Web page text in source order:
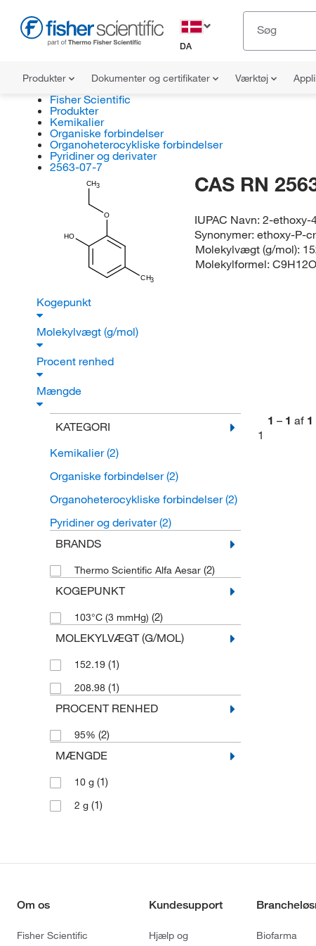
DA
Produkter Dokumenter og certifikater Værktøj
Fisher Scientific
Produkter
Kemikalier
Organiske forbindelser
Organoheterocykliske forbindelser
Pyridiner og derivater
2563-07-7
CH3
O
CH3
HO
CAS RN
IUPAC Navn:2-ethoxy-
Synonymer:ethoxy-P-
Molekylvægt (g/mol):
Molekylformel:
Kogepunkt
Molekylvægt (g/mol)
Procent renhed
Mængde
KATEGORI
Kemikalier(2)
Organiske forbindelser(2)
Organoheterocykliske forbindelser(2)
Pyridiner og derivater(2)
BRANDS
Thermo Scientific Alfa Aesar (2)
KOGEPUNKT
103°C (3 mmHg) (2)
MOLEKYLVÆGT (G/MOL)
152.19 (1)
208.98 (1)
PROCENT RENHED
95% (2)
MÆNGDE
10 g (1)
2 g (1)
1 – 1 af 1
1
Om os
Fisher Scientific
Kundesupport
Hjælp og
Biofarma